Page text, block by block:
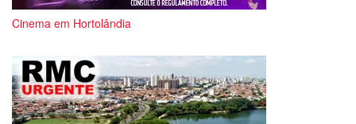
Cinema em Hortolândia